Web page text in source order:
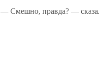
— Смешно, правда? —